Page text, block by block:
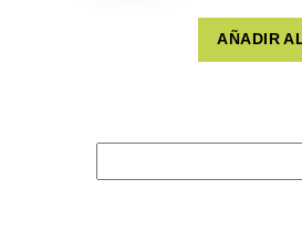
AÑADIR